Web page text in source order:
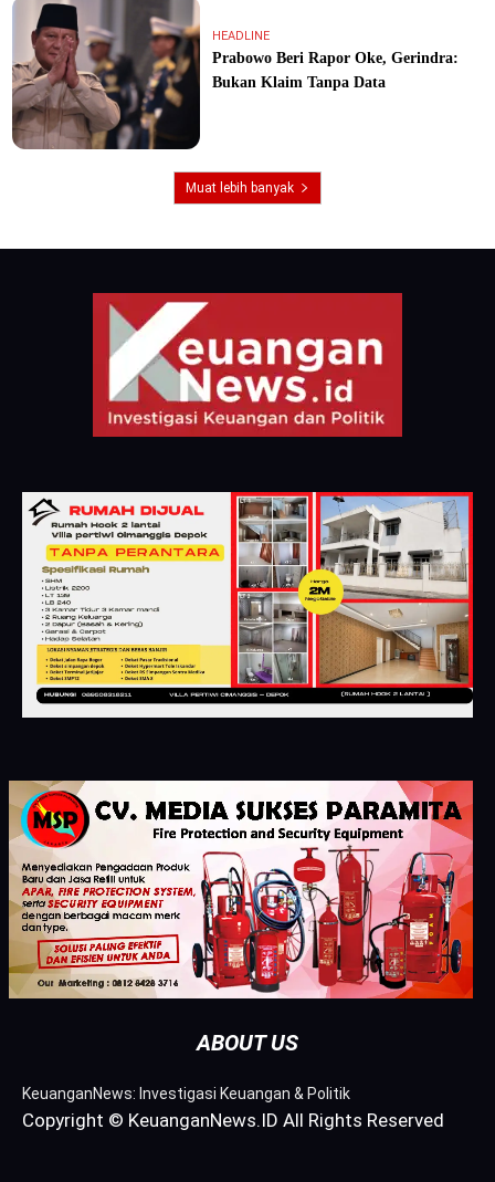
HEADLINE
Prabowo Beri Rapor Oke, Gerindra:
Bukan Klaim Tanpa Data
Muat lebih banyak
ABOUT US
KeuanganNews: Investigasi Keuangan & Politik
Copyright © KeuanganNews.ID All Rights Reserved